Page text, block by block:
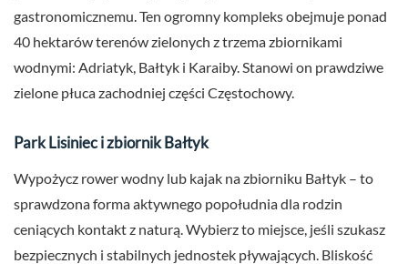
gastronomicznemu. Ten ogromny kompleks obejmuje ponad
40 hektarów terenów zielonych z trzema zbiornikami
wodnymi: Adriatyk, Bałtyk i Karaiby. Stanowi on prawdziwe
zielone płuca zachodniej części Częstochowy.
Park Lisiniec i zbiornik Bałtyk
Wypożycz rower wodny lub kajak na zbiorniku Bałtyk – to
sprawdzona forma aktywnego popołudnia dla rodzin
ceniących kontakt z naturą. Wybierz to miejsce, jeśli szukasz
bezpiecznych i stabilnych jednostek pływających. Bliskość